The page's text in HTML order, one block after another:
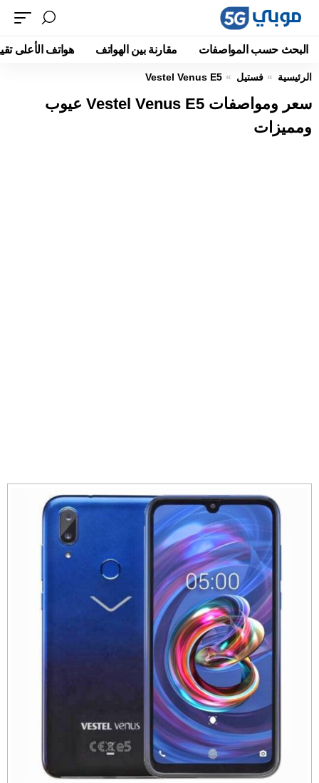
البحث حسب المواصفات مقارنة بين الهواتف هواتف الأعلى
الرئيسية فستيل Vestel Venus E5
سعر ومواصفات Vestel Venus E5 عيوب
ومميزات